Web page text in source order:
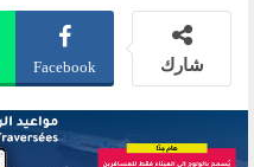
شارك Facebook